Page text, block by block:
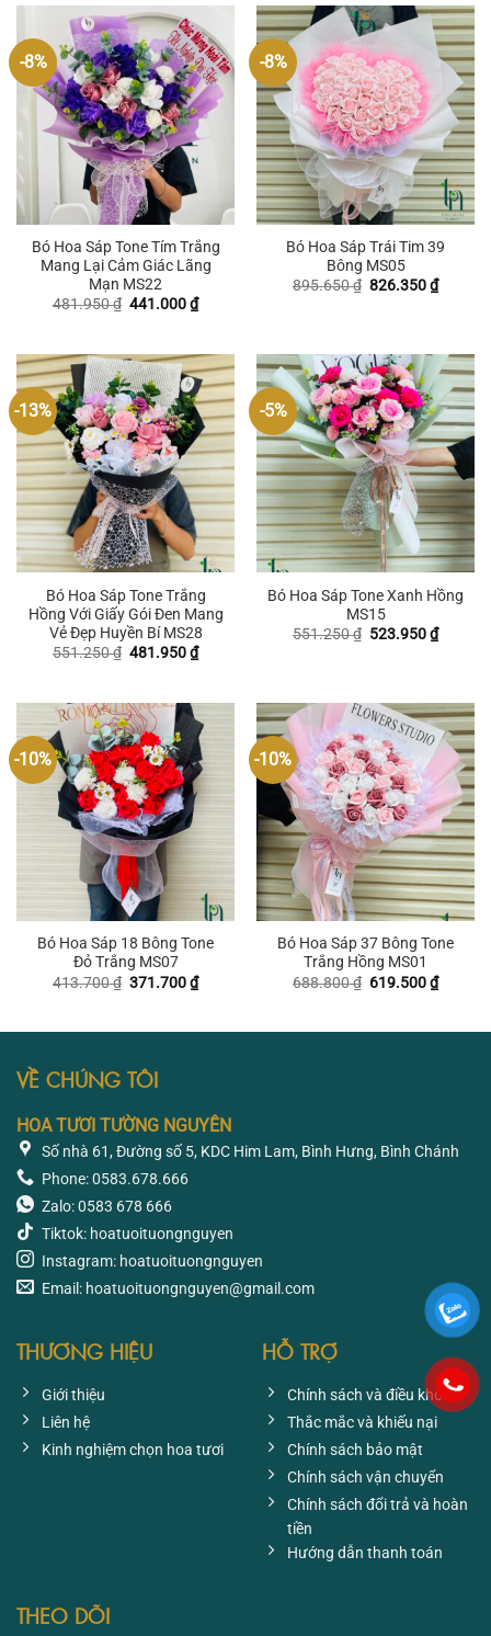
551.250 ₫.
-8%
Bó Hoa Sáp Tone Tím Trắng
Mang Lại Cảm Giác Lãng
Mạn MS22
481.950₫ Giá
441.000₫Giá
hiện
441.000 ₫.
-8%
Bó Hoa Sáp Trái Tim 39
Bông MS05
895.650₫ Giá
826.350₫Giá
hiện
-13%
Bó Hoa Sáp Tone Trắng
Hồng Với Giấy Gói Đen Mang
Vẻ Đẹp Huyền Bí MS28
551.250₫ Giá
481.950₫Giá
hiện
481.950 ₫.
-5%
Bó Hoa Sáp Tone Xanh Hồng
MS15
551.250₫ Giá
523.950₫Giá
hiện
-10%
Bó Hoa Sáp 18 Bông Tone
Đỏ Trắng MS07
413.700₫ Giá
371.700₫Giá
hiện
-10%
Bó Hoa Sáp 37 Bông Tone
Trắng Hồng MS01
688.800₫ Giá
619.500₫Giá
hiện
VỀ CHÚNG TÔI
HOA TƯƠI TƯỜNG NGUYÊN
Số nhà 61, Đường số 5, KDC Him Lam, Bình Hưng, Bình Chánh
Phone: 0583.678.666
Zalo: 0583 678 666
Tiktok: hoatuoituongnguyen
Instagram: hoatuoituongnguyen
Email: hoatuoituongnguyen@gmail.com
THƯƠNG HIỆU
Giới thiệu
Liên hệ
Kinh nghiệm chọn hoa tươi
HỖ TRỢ
Chính sách và điều khoản
Thắc mắc và khiếu nại
Chính sách bảo mật
Chính sách vận chuyển
Chính sách đổi trả và hoàn
tiền
Hướng dẫn thanh toán
THEO DÕI